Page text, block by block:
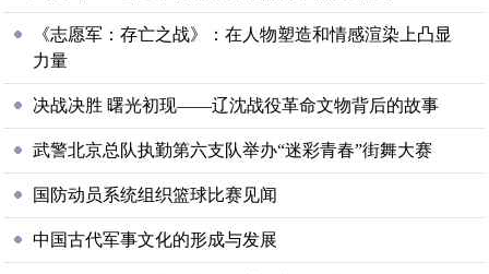
《志愿军：存亡之战》：在人物塑造和情感渲染上凸显
力量
决战决胜 曙光初现——辽沈战役革命文物背后的故事
武警北京总队执勤第六支队举办“迷彩青春”街舞大赛
国防动员系统组织篮球比赛见闻
中国古代军事文化的形成与发展